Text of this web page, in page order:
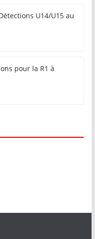
U14/U15 au
pour la R1 à